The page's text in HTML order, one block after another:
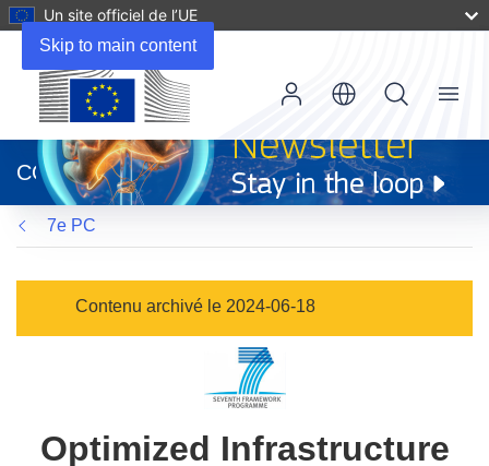
Skip to main content
Un site officiel de l’UE
dans
une
nouvelle
fenêtre)
CORDIS
Menu
7e PC
Contenu archivé le 2024-06-18
Optimized Infrastructure